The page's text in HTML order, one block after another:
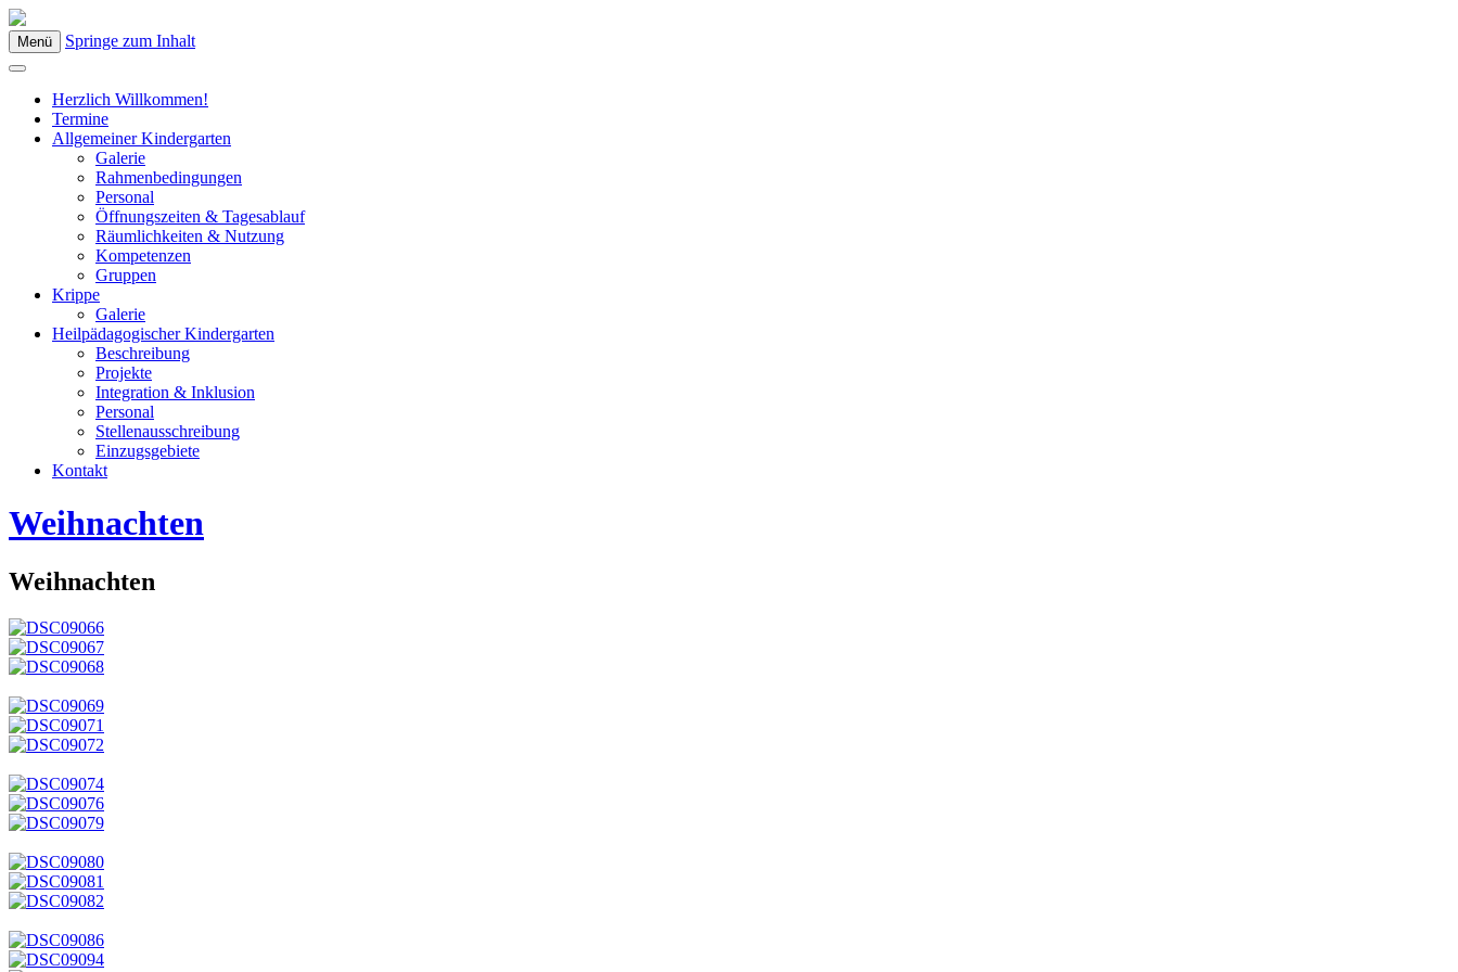
Kindergarten Bad Blumau
Menü Springe zum Inhalt
Herzlich Willkommen!
Termine
Allgemeiner Kindergarten
Galerie
Rahmenbedingungen
Personal
Öffnungszeiten & Tagesablauf
Räumlichkeiten & Nutzung
Kompetenzen
Gruppen
Krippe
Galerie
Heilpädagogischer Kindergarten
Beschreibung
Projekte
Integration & Inklusion
Personal
Stellenausschreibung
Einzugsgebiete
Kontakt
Weihnachten
Weihnachten